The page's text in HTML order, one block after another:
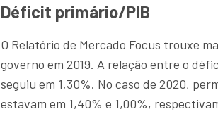
Déficit primário/PIB
O Relatório de Mercado Focus trouxe
governo em 2019. A relação entre o
seguiu em 1,30%. No caso de 2020,
estavam em 1,40% e 1,00%,